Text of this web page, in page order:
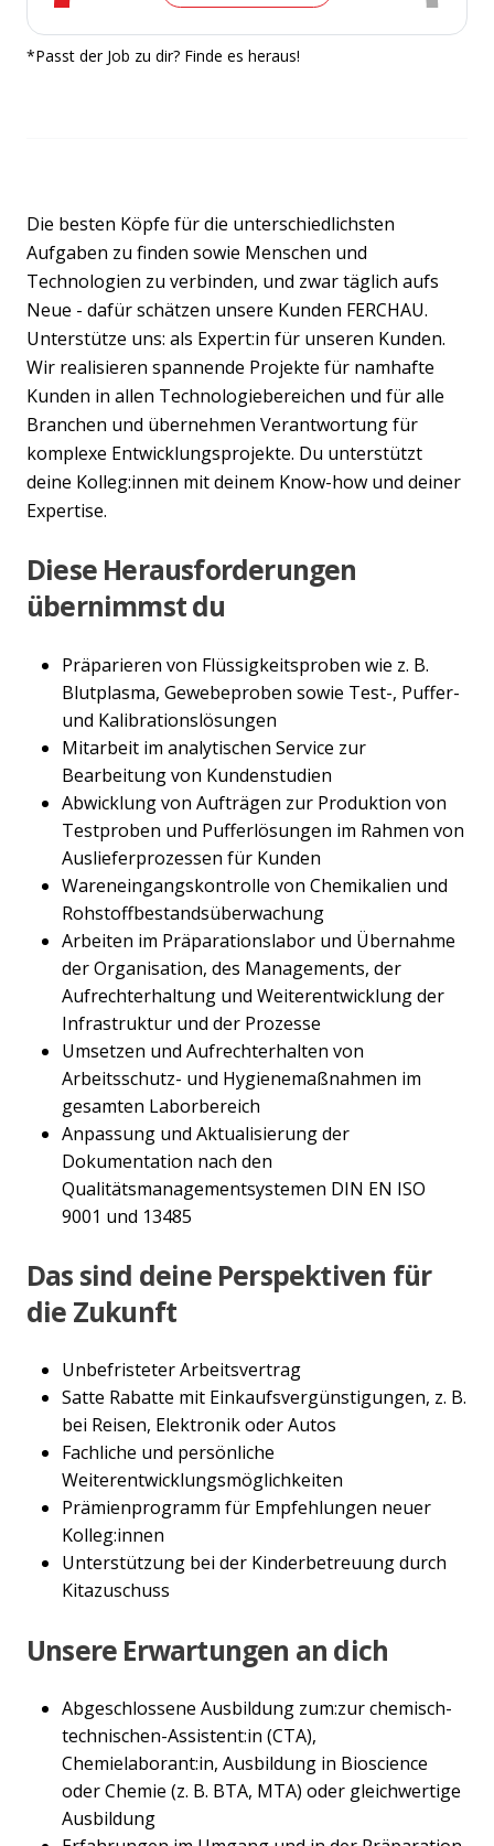
*Passt der Job zu dir? Finde es heraus!
Die besten Köpfe für die unterschiedlichsten
Aufgaben zu finden sowie Menschen und
Technologien zu verbinden, und zwar täglich aufs
Neue - dafür schätzen unsere Kunden FERCHAU.
Unterstütze uns: als Expert:in für unseren Kunden.
Wir realisieren spannende Projekte für namhafte
Kunden in allen Technologiebereichen und für alle
Branchen und übernehmen Verantwortung für
komplexe Entwicklungsprojekte. Du unterstützt
deine Kolleg:innen mit deinem Know-how und deiner
Expertise.
Diese Herausforderungen
übernimmst du
Präparieren von Flüssigkeitsproben wie z. B.
Blutplasma, Gewebeproben sowie Test-, Puffer-
und Kalibrationslösungen
Mitarbeit im analytischen Service zur
Bearbeitung von Kundenstudien
Abwicklung von Aufträgen zur Produktion von
Testproben und Pufferlösungen im Rahmen von
Auslieferprozessen für Kunden
Wareneingangskontrolle von Chemikalien und
Rohstoffbestandsüberwachung
Arbeiten im Präparationslabor und Übernahme
der Organisation, des Managements, der
Aufrechterhaltung und Weiterentwicklung der
Infrastruktur und der Prozesse
Umsetzen und Aufrechterhalten von
Arbeitsschutz- und Hygienemaßnahmen im
gesamten Laborbereich
Anpassung und Aktualisierung der
Dokumentation nach den
Qualitätsmanagementsystemen DIN EN ISO
9001 und 13485
Das sind deine Perspektiven für
die Zukunft
Unbefristeter Arbeitsvertrag
Satte Rabatte mit Einkaufsvergünstigungen, z. B.
bei Reisen, Elektronik oder Autos
Fachliche und persönliche
Weiterentwicklungsmöglichkeiten
Prämienprogramm für Empfehlungen neuer
Kolleg:innen
Unterstützung bei der Kinderbetreuung durch
Kitazuschuss
Unsere Erwartungen an dich
Abgeschlossene Ausbildung zum:zur chemisch-
technischen-Assistent:in (CTA),
Chemielaborant:in, Ausbildung in Bioscience
oder Chemie (z. B. BTA, MTA) oder gleichwertige
Ausbildung